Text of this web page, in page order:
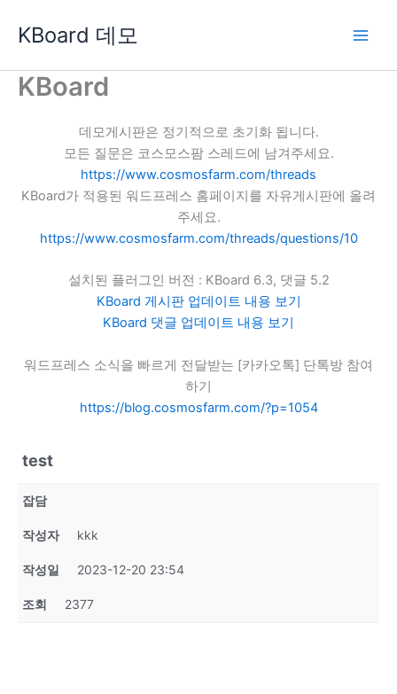
로
KBoard 데모
KBoard
데모게시판은 정기적으로 초기화 됩니다.
모든 질문은 코스모스팜 스레드에 남겨주세요.
https://www.cosmosfarm.com/threads
KBoard가 적용된 워드프레스 홈페이지를 자유게시판에 올려
주세요.
https://www.cosmosfarm.com/threads/questions/10
설치된 플러그인 버전 : KBoard 6.3, 댓글 5.2
KBoard 게시판 업데이트 내용 보기
KBoard 댓글 업데이트 내용 보기
워드프레스 소식을 빠르게 전달받는 [카카오톡] 단톡방 참여
하기
https://blog.cosmosfarm.com/?p=1054
test
잡담
작성자 kkk
작성일 2023-12-20 23:54
조회 2377